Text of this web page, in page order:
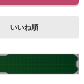
いいね順